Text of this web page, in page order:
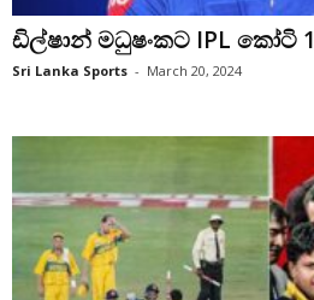
ඩිල්ෂාන් මධුෂංකට IPL කෝටි
Sri Lanka Sports - March 20, 2024